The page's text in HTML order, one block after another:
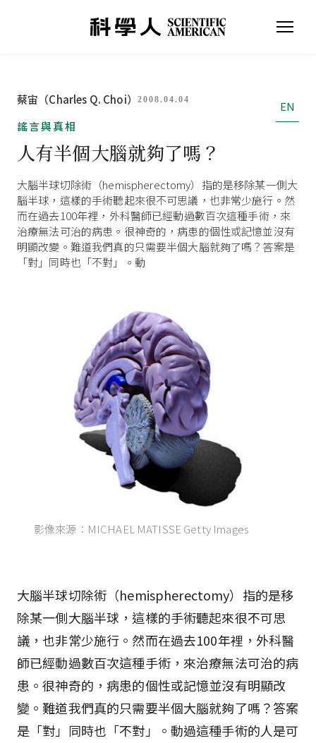
蔡宙（Charles Q. Choi） 2008.04.04
EN
謠言與真相
人有半個大腦就夠了嗎？
大腦半球切除術（hemispherectomy）指的是移除某一側大
腦半球，這樣的手術聽起來很不可思議，也非常少施行。然
而在過去100年裡，外科醫師已經動過數百次這種手術，來
治療無法可治的病患。很神奇的，病患的個性或記憶並沒有
明顯改變。難道我們真的只需要半個大腦就夠了嗎？答案是
「對」同時也「不對」。動
影像來源：MICHAEL MATISSE Getty Images
大腦半球切除術（hemispherectomy）指的是移
除某一側大腦半球，這樣的手術聽起來很不可思
議，也非常少施行。然而在過去100年裡，外科醫
師已經動過數百次這種手術，來治療無法可治的病
患。很神奇的，病患的個性或記憶並沒有明顯改
變。難道我們真的只需要半個大腦就夠了嗎？答案
是「對」同時也「不對」。動過這種手術的人是可